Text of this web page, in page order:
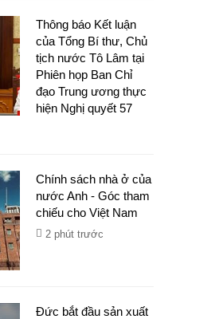
Thông báo Kết luận
của Tổng Bí thư, Chủ
tịch nước Tô Lâm tại
Phiên họp Ban Chỉ
đạo Trung ương thực
hiện Nghị quyết 57
Chính sách nhà ở của
nước Anh - Góc tham
chiếu cho Việt Nam
2 phút trước
Đức bắt đầu sản xuất